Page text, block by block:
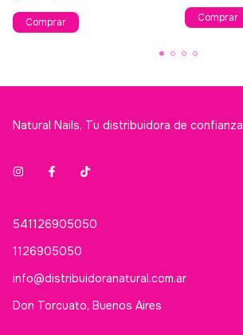
Natural Nails, Tu distribuidora de confianza
541126905050
1126905050
info@distribuidoranatural.com.ar
Don Torcuato, Buenos Aires